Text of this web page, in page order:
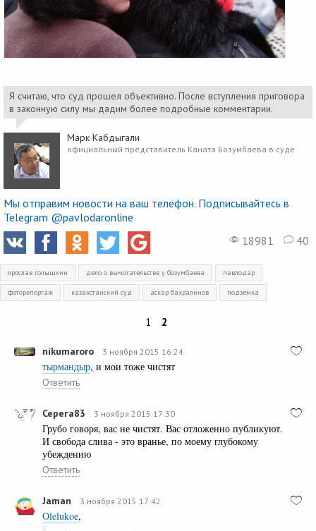
Я считаю, что суд прошел объективно. После вступления приговора
в законную силу мы дадим более подробные комментарии.
Марк Кабдыгали
официальный представитель Каната Бозумбаева в суде
Мы отправим новости на ваш телефон. Подписывайтесь в
Telegram @pavlodaronline
18981
40
ярослав голышкин дело о вымогательстве у бозумбаева павлодар
фоторепортаж казахстанский суд аскар бахралинов подземка
1 2
nikumaroro 3 ноября 2015 16:24
тырмандыр, и мои тоже чистят
Ответить
Серега83 3 ноября 2015 17:30
Грубо говоря, вас не чистят. Вас отложенно публикуют.
И свобода слива - это вранье, по моему глубокому
убеждению
Ответить
Jamаn 3 ноября 2015 17:42
Olelukoe,